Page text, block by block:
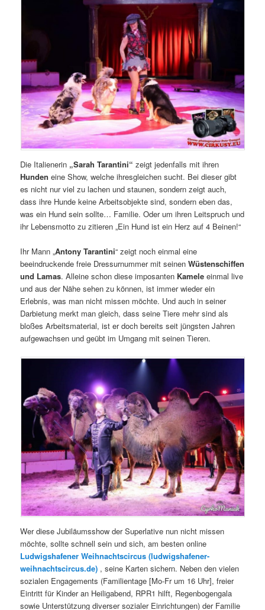
Die Italienerin „Sarah Tarantini“ zeigt jedenfalls mit ihren
Hundeneine Show, welche ihresgleichen sucht. Bei dieser gibt
es nicht nur viel zu lachen und staunen, sondern zeigt auch,
dass ihre Hunde keine Arbeitsobjekte sind, sondern eben das,
was ein Hund sein sollte… Familie. Oder um ihren Leitspruch und
ihr Lebensmotto zu zitieren „Ein Hund ist ein Herz auf 4 Beinen!“
Ihr Mann „Antony Tarantini“ zeigt noch einmal eine
beeindruckende freie Dressurnummer mit seinenWüstenschiffen
und Lamas. Alleine schon diese imposanten Kameleeinmal live
und aus der Nähe sehen zu können, ist immer wieder ein
Erlebnis, was man nicht missen möchte. Und auch in seiner
Darbietung merkt man gleich, dass seine Tiere mehr sind als
bloßes Arbeitsmaterial, ist er doch bereits seit jüngsten Jahren
aufgewachsen und geübt im Umgang mit seinen Tieren.
Wer diese Jubiläumsshow der Superlative nun nicht missen
möchte, sollte schnell sein und sich, am besten online
Ludwigshafener Weihnachtscircus (ludwigshafener-
weihnachtscircus.de) , seine Karten sichern. Neben den vielen
sozialen Engagements (Familientage [Mo-Fr um 16 Uhr], freier
Eintritt für Kinder an Heiligabend, RPR1 hilft, Regenbogengala
sowie Unterstützung diverser sozialer Einrichtungen) der Familie